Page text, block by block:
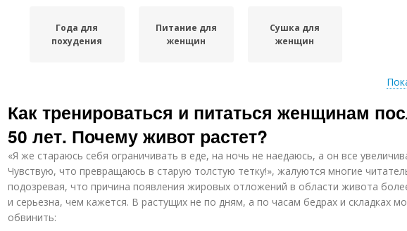
Года для
похудения
Питание для
женщин
Сушка для
женщин
Как тренироваться и питаться женщинам
50 лет. Почему живот растет?
«Я же стараюсь себя ограничивать в еде, на ночь не наедаюсь, а он все
Чувствую, что превращаюсь в старую толстую тетку!», жалуются многие
подозревая, что причина появления жировых отложений в области живота
и серьезна, чем кажется. В растущих не по дням, а по часам бедрах и складках
обвинить: